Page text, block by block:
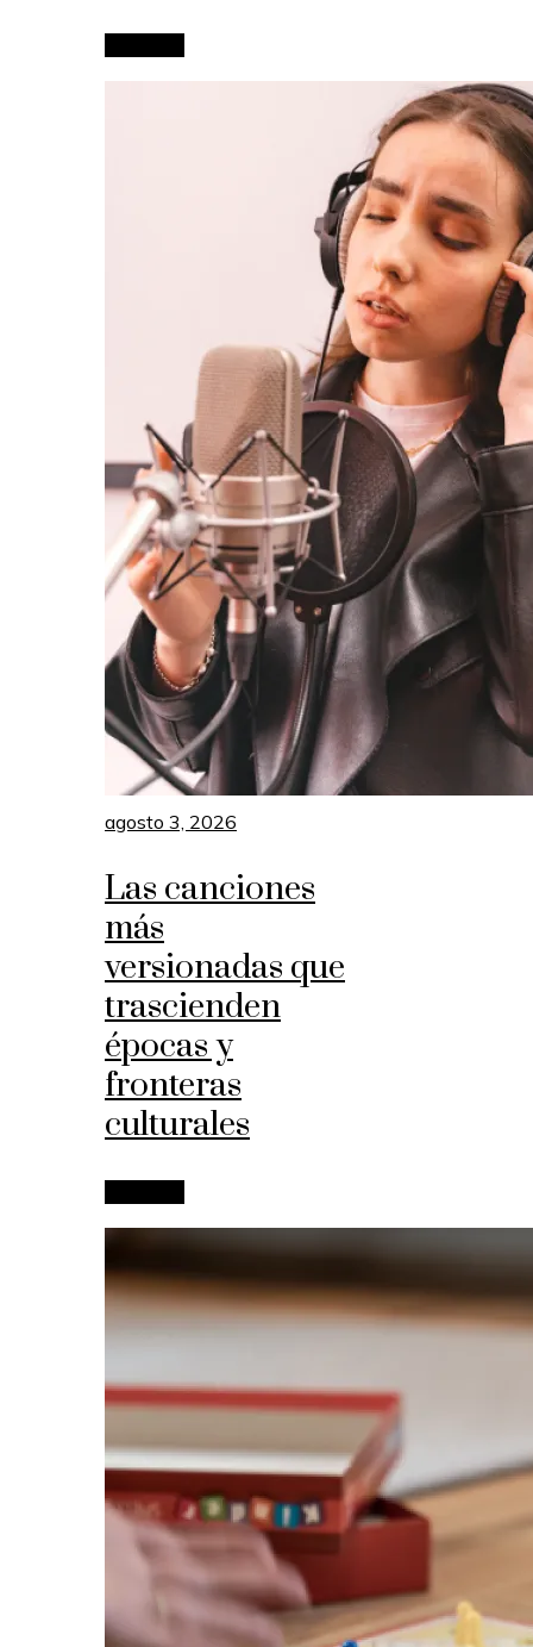
agosto 3, 2026
Las canciones
más
versionadas que
trascienden
épocas y
fronteras
culturales